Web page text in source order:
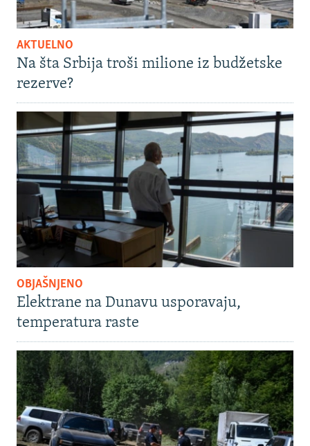
AKTUELNO
Na šta Srbija troši milione iz budžetske
rezerve?
OBJAŠNJENO
Elektrane na Dunavu usporavaju,
temperatura raste